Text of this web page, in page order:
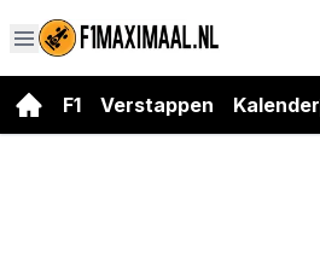
F1 Verstappen Kalender